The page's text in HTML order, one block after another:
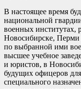
В настоящее время
национальной
военных институтах,
Новосибирске, Перми
по выбранной ими
высшее учебное
и юристов, в
будущих офицеров
специального